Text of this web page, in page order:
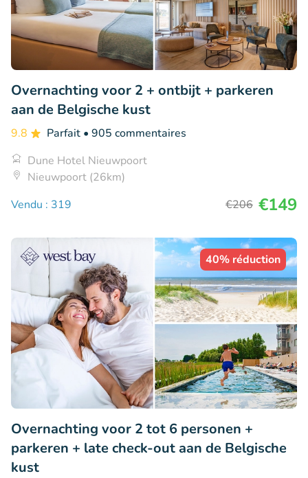
Overnachting voor 2 + ontbijt + parkeren
aan de Belgische kust
9.8 Parfait • 905 commentaires
Dune Hotel Nieuwpoort
Nieuwpoort (26km)
Vendu : 319
€206 €149
40% réduction
Overnachting voor 2 tot 6 personen +
parkeren + late check-out aan de Belgische
kust